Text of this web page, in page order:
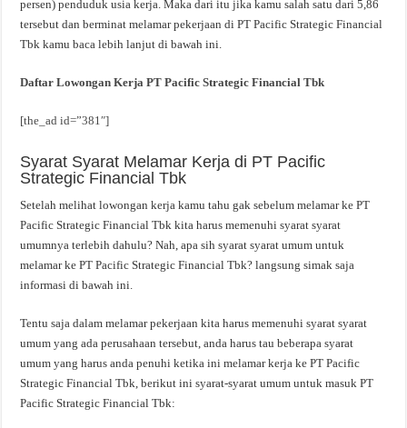
persen) penduduk usia kerja. Maka dari itu jika kamu salah satu dari 5,86
tersebut dan berminat melamar pekerjaan di PT Pacific Strategic Financial
Tbk kamu baca lebih lanjut di bawah ini.
Daftar Lowongan Kerja PT Pacific Strategic Financial Tbk
[the_ad id=”381″]
Syarat Syarat Melamar Kerja di PT Pacific
Strategic Financial Tbk
Setelah melihat lowongan kerja kamu tahu gak sebelum melamar ke PT
Pacific Strategic Financial Tbk kita harus memenuhi syarat syarat
umumnya terlebih dahulu? Nah, apa sih syarat syarat umum untuk
melamar ke PT Pacific Strategic Financial Tbk? langsung simak saja
informasi di bawah ini.
Tentu saja dalam melamar pekerjaan kita harus memenuhi syarat syarat
umum yang ada perusahaan tersebut, anda harus tau beberapa syarat
umum yang harus anda penuhi ketika ini melamar kerja ke PT Pacific
Strategic Financial Tbk, berikut ini syarat-syarat umum untuk masuk PT
Pacific Strategic Financial Tbk: